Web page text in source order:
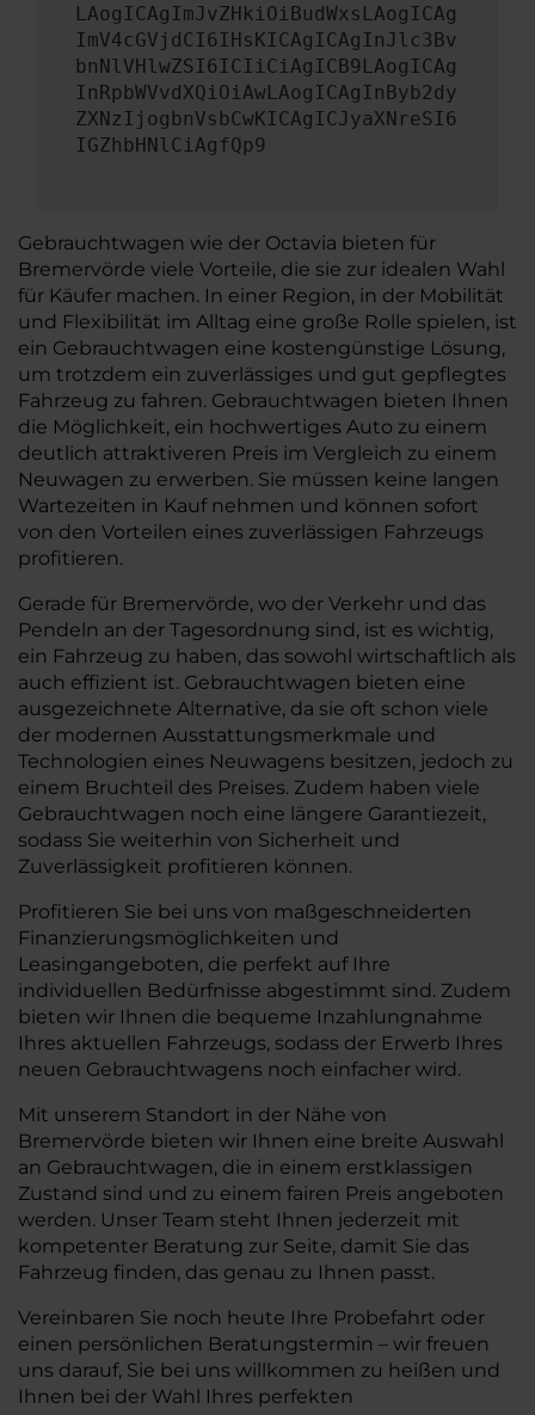
LAogICAgImJvZHkiOiBudWxsLAogICAg
ImV4cGVjdCI6IHsKICAgICAgInJlc3Bv
bnNlVHlwZSI6ICIiCiAgICB9LAogICAg
InRpbWVvdXQiOiAwLAogICAgInByb2dy
ZXNzIjogbnVsbCwKICAgICJyaXNreSI6
IGZhbHNlCiAgfQp9
Gebrauchtwagen wie der Octavia bieten für
Bremervörde viele Vorteile, die sie zur idealen Wahl
für Käufer machen. In einer Region, in der Mobilität
und Flexibilität im Alltag eine große Rolle spielen, ist
ein Gebrauchtwagen eine kostengünstige Lösung,
um trotzdem ein zuverlässiges und gut gepflegtes
Fahrzeug zu fahren. Gebrauchtwagen bieten Ihnen
die Möglichkeit, ein hochwertiges Auto zu einem
deutlich attraktiveren Preis im Vergleich zu einem
Neuwagen zu erwerben. Sie müssen keine langen
Wartezeiten in Kauf nehmen und können sofort
von den Vorteilen eines zuverlässigen Fahrzeugs
profitieren.
Gerade für Bremervörde, wo der Verkehr und das
Pendeln an der Tagesordnung sind, ist es wichtig,
ein Fahrzeug zu haben, das sowohl wirtschaftlich als
auch effizient ist. Gebrauchtwagen bieten eine
ausgezeichnete Alternative, da sie oft schon viele
der modernen Ausstattungsmerkmale und
Technologien eines Neuwagens besitzen, jedoch zu
einem Bruchteil des Preises. Zudem haben viele
Gebrauchtwagen noch eine längere Garantiezeit,
sodass Sie weiterhin von Sicherheit und
Zuverlässigkeit profitieren können.
Profitieren Sie bei uns von maßgeschneiderten
Finanzierungsmöglichkeiten und
Leasingangeboten, die perfekt auf Ihre
individuellen Bedürfnisse abgestimmt sind. Zudem
bieten wir Ihnen die bequeme Inzahlungnahme
Ihres aktuellen Fahrzeugs, sodass der Erwerb Ihres
neuen Gebrauchtwagens noch einfacher wird.
Mit unserem Standort in der Nähe von
Bremervörde bieten wir Ihnen eine breite Auswahl
an Gebrauchtwagen, die in einem erstklassigen
Zustand sind und zu einem fairen Preis angeboten
werden. Unser Team steht Ihnen jederzeit mit
kompetenter Beratung zur Seite, damit Sie das
Fahrzeug finden, das genau zu Ihnen passt.
Vereinbaren Sie noch heute Ihre Probefahrt oder
einen persönlichen Beratungstermin – wir freuen
uns darauf, Sie bei uns willkommen zu heißen und
Ihnen bei der Wahl Ihres perfekten